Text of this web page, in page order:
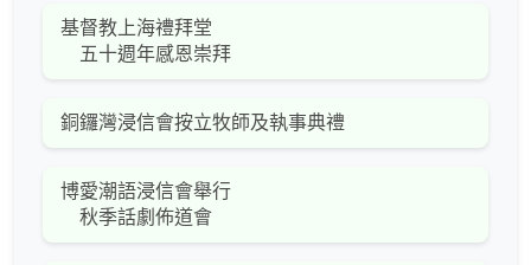
基督教上海禮拜堂
五十週年感恩崇拜
銅鑼灣浸信會按立牧師及執事典禮
博愛潮語浸信會舉行
秋季話劇佈道會